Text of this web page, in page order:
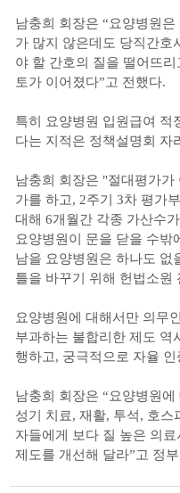
남충희 회장은 “요양병원
가 많지 않은데도 당직간호
야 할 간호의 질을 떨어뜨
토가 이어졌다”고 전했다.
특히 요양병원 입원급여 적
다는 지적은 정책설명회 자
남충희 회장은 "절대평가가
가를 하고, 2주기 3차 평가
대해 6개월간 각종 가산수
요양병원이 문을 닫을 수밖
남을 요양병원은 하나도 없
틀을 바꾸기 위해 헌법소원
요양병원에 대해서만 의무
부과하는 불합리한 제도 역
행하고, 궁극적으로 자율
남충희 회장은 “요양병원
성기 치료, 재활, 투석, 호
자들에게 보다 질 높은 의
제도를 개선해 달라”고 정